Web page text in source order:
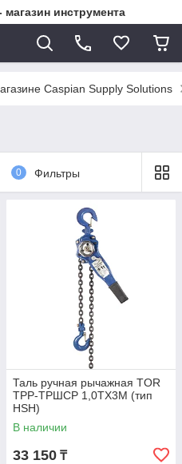
инструмента
Caspian Supply Solutions
0 Фильтры
Таль ручная рычажная TOR
ТРР-ТРШСР 1,0ТХ3М (тип
HSH)
В наличии
33 150 ₸